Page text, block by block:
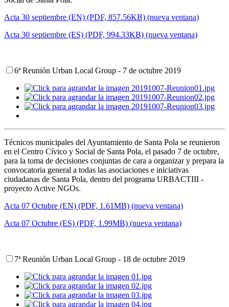
Acta 30 septiembre (EN) (PDF, 857.56KB) (nueva ventana)
Acta 30 septiembre (ES) (PDF, 994.33KB) (nueva ventana)
6ª Reunión Urban Local Group - 7 de octubre 2019
Técnicos municipales del Ayuntamiento de Santa Pola se reunieron
en el Centro Cívico y Social de Santa Pola, el pasado 7 de octubre,
para la toma de decisiones conjuntas de cara a organizar y prepara la
convocatoria general a todas las asociaciones e iniciativas
ciudadanas de Santa Pola, dentro del programa URBACTIII -
proyecto Active NGOs.
Acta 07 Octubre (EN) (PDF, 1.61MB) (nueva ventana)
Acta 07 Octubre (ES) (PDF, 1.99MB) (nueva ventana)
7ª Reunión Urban Local Group - 18 de octubre 2019